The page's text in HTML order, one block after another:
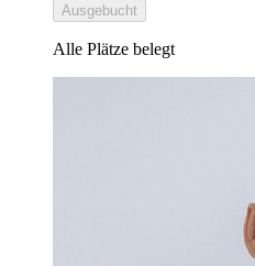
Ausgebucht
Alle Plätze belegt